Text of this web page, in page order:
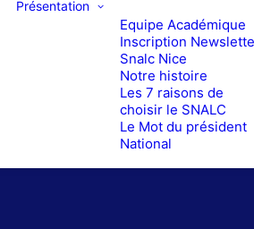
Présentation
Equipe Académique
Inscription
Snalc Nice
Notre histoire
Les 7 raisons de
choisir le SNALC
Le Mot du président
National